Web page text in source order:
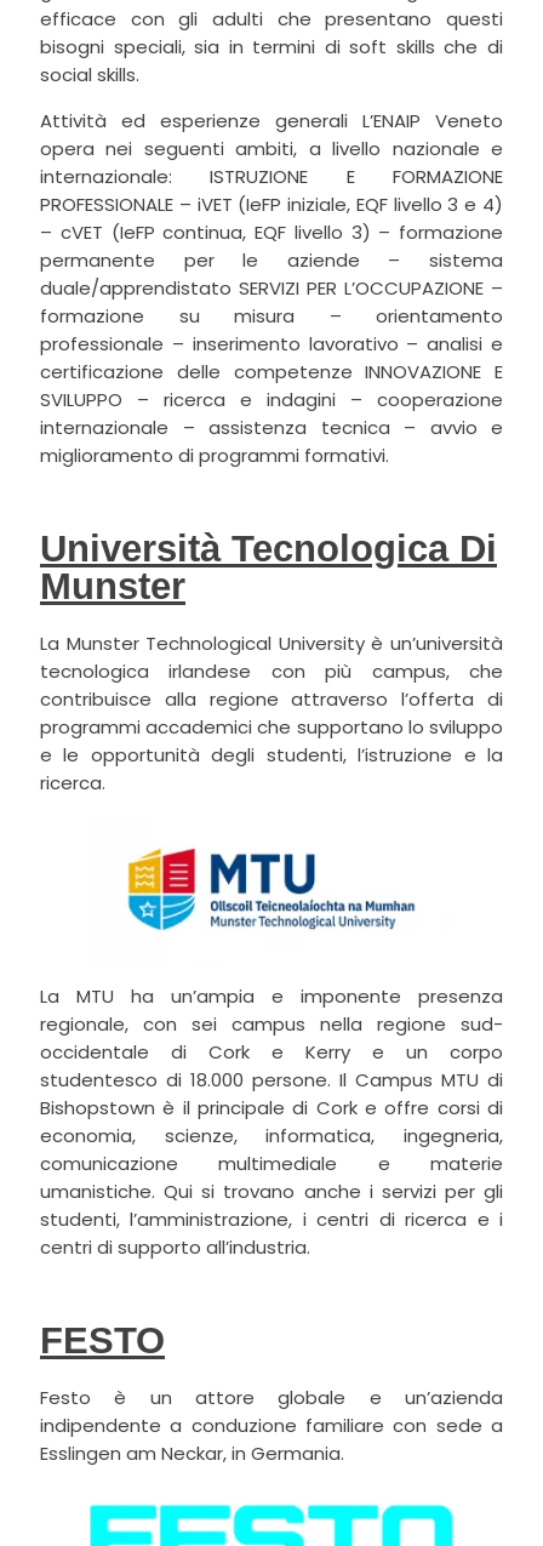
efficace con gli adulti che presentano questi
bisogni speciali, sia in termini di soft skills che di
social skills.
Attività ed esperienze generali L’ENAIP Veneto
opera nei seguenti ambiti, a livello nazionale e
internazionale: ISTRUZIONE E FORMAZIONE
PROFESSIONALE – iVET (IeFP iniziale, EQF livello 3 e 4)
– cVET (IeFP continua, EQF livello 3) – formazione
permanente per le aziende – sistema
duale/apprendistato SERVIZI PER L’OCCUPAZIONE –
formazione su misura – orientamento
professionale – inserimento lavorativo – analisi e
certificazione delle competenze INNOVAZIONE E
SVILUPPO – ricerca e indagini – cooperazione
internazionale – assistenza tecnica – avvio e
miglioramento di programmi formativi.
Università Tecnologica Di
Munster
La Munster Technological University è un’università
tecnologica irlandese con più campus, che
contribuisce alla regione attraverso l’offerta di
programmi accademici che supportano lo sviluppo
e le opportunità degli studenti, l’istruzione e la
ricerca.
La MTU ha un’ampia e imponente presenza
regionale, con sei campus nella regione sud-
occidentale di Cork e Kerry e un corpo
studentesco di 18.000 persone. Il Campus MTU di
Bishopstown è il principale di Cork e offre corsi di
economia, scienze, informatica, ingegneria,
comunicazione multimediale e materie
umanistiche. Qui si trovano anche i servizi per gli
studenti, l’amministrazione, i centri di ricerca e i
centri di supporto all’industria.
FESTO
Festo è un attore globale e un’azienda
indipendente a conduzione familiare con sede a
Esslingen am Neckar, in Germania.